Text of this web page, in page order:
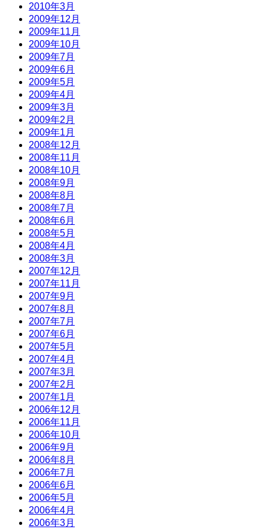
2010年3月
2009年12月
2009年11月
2009年10月
2009年7月
2009年6月
2009年5月
2009年4月
2009年3月
2009年2月
2009年1月
2008年12月
2008年11月
2008年10月
2008年9月
2008年8月
2008年7月
2008年6月
2008年5月
2008年4月
2008年3月
2007年12月
2007年11月
2007年9月
2007年8月
2007年7月
2007年6月
2007年5月
2007年4月
2007年3月
2007年2月
2007年1月
2006年12月
2006年11月
2006年10月
2006年9月
2006年8月
2006年7月
2006年6月
2006年5月
2006年4月
2006年3月